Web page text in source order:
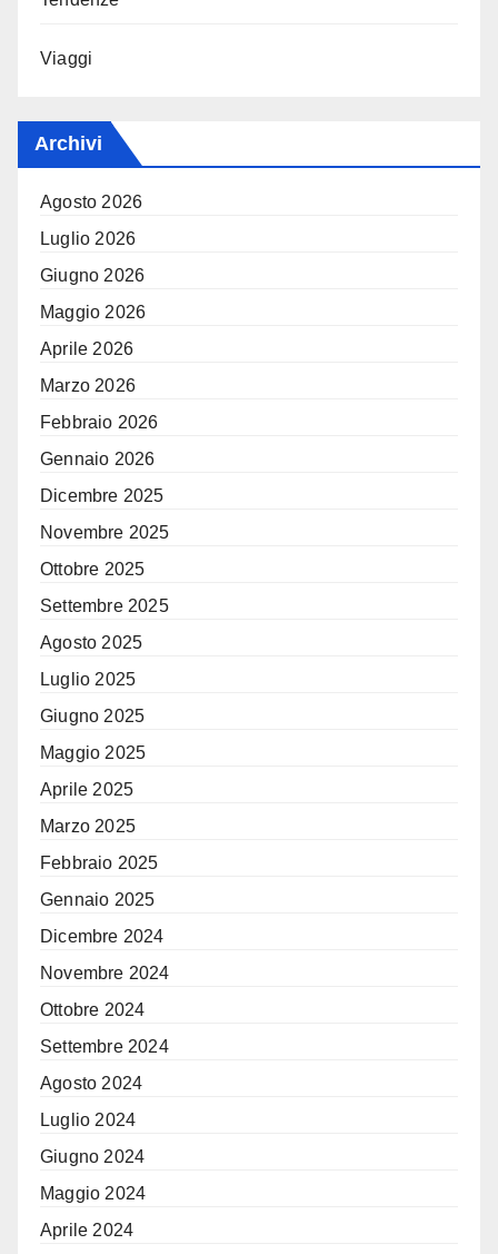
Viaggi
Archivi
Agosto 2026
Luglio 2026
Giugno 2026
Maggio 2026
Aprile 2026
Marzo 2026
Febbraio 2026
Gennaio 2026
Dicembre 2025
Novembre 2025
Ottobre 2025
Settembre 2025
Agosto 2025
Luglio 2025
Giugno 2025
Maggio 2025
Aprile 2025
Marzo 2025
Febbraio 2025
Gennaio 2025
Dicembre 2024
Novembre 2024
Ottobre 2024
Settembre 2024
Agosto 2024
Luglio 2024
Giugno 2024
Maggio 2024
Aprile 2024